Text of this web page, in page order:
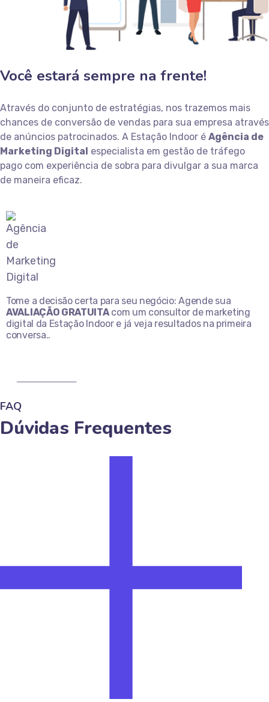
Você estará sempre na frente!
Através do conjunto de estratégias, nos trazemos mais
chances de conversão de vendas para sua empresa através
de anúncios patrocinados. A Estação Indoor é Agência de
Marketing Digital especialista em gestão de tráfego
pago com experiência de sobra para divulgar a sua marca
de maneira eficaz.
Tome a decisão certa para seu negócio: Agende sua
AVALIAÇÃO GRATUITAcom um consultor de marketing
digital da Estação Indoor e já veja resultados na primeira
conversa..
FAQ
Dúvidas Frequentes